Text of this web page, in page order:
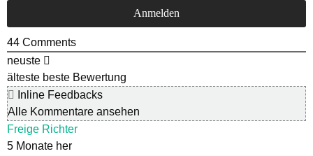
44 Comments
neuste
älteste beste Bewertung
Inline Feedbacks
Alle Kommentare ansehen
Freige Richter
5 Monate her